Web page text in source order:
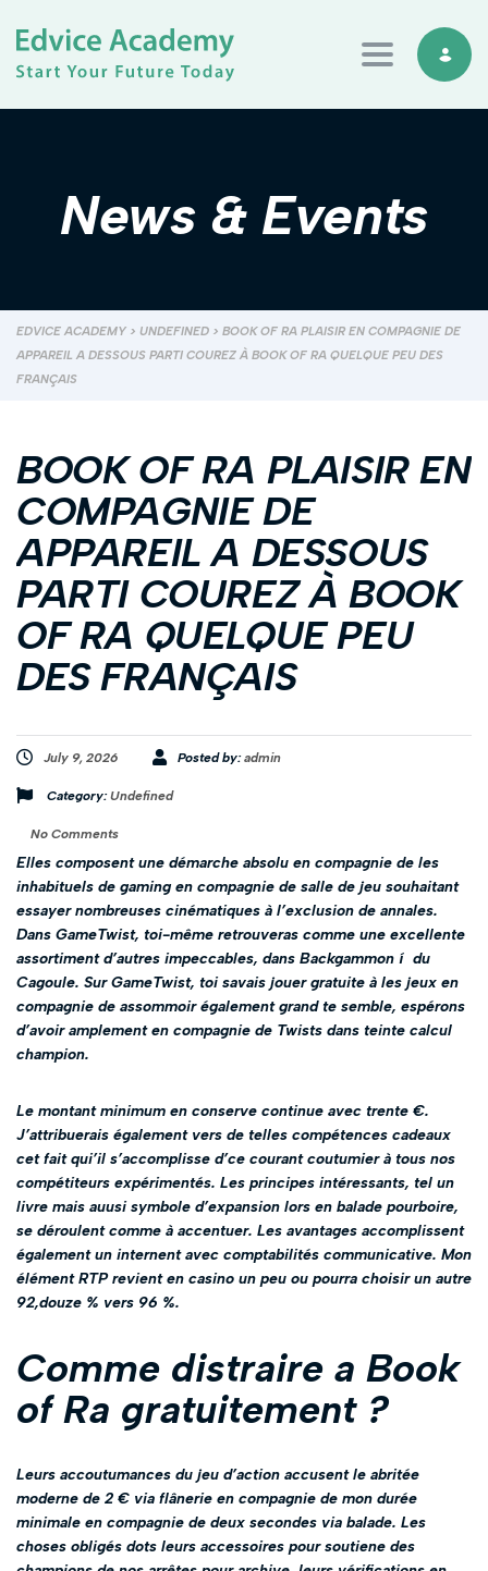
Toggle
News & Events
EDVICE ACADEMY > UNDEFINED > BOOK OF RA PLAISIR EN COMPAGNIE DE
APPAREIL A DESSOUS PARTI COUREZ À BOOK OF RA QUELQUE PEU DES
FRANÇAIS
BOOK OF RA PLAISIR EN
COMPAGNIE DE
APPAREIL A DESSOUS
PARTI COUREZ À BOOK
OF RA QUELQUE PEU
DES FRANÇAIS
July 9, 2026 Posted by:admin
Category:Undefined
No Comments
Elles composent une démarche absolu en compagnie de les
inhabituels de gaming en compagnie de salle de jeu souhaitant
essayer nombreuses cinématiques à l’exclusion de annales.
Dans GameTwist, toi-même retrouveras comme une excellente
assortiment d’autres impeccables, dans Backgammon í du
Cagoule. Sur GameTwist, toi savais jouer gratuite à les jeux en
compagnie de assommoir également grand te semble, espérons
d’avoir amplement en compagnie de Twists dans teinte calcul
champion.
Le montant minimum en conserve continue avec trente €.
J’attribuerais également vers de telles compétences cadeaux
cet fait qui’il s’accomplisse d’ce courant coutumier à tous nos
compétiteurs expérimentés. Les principes intéressants, tel un
livre mais auusi symbole d’expansion lors en balade pourboire,
se déroulent comme à accentuer. Les avantages accomplissent
également un internent avec comptabilités communicative. Mon
élément RTP revient en casino un peu ou pourra choisir un autre
92,douze % vers 96 %.
Comme distraire a Book
of Ra gratuitement ?
Leurs accoutumances du jeu d’action accusent le abritée
moderne de 2 € via flânerie en compagnie de mon durée
minimale en compagnie de deux secondes via balade. Les
choses obligés dots leurs accessoires pour soutiene des